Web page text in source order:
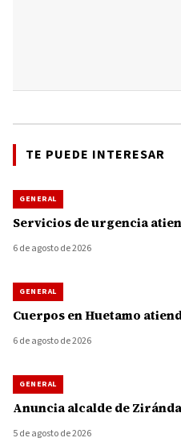
TE PUEDE INTERESAR
GENERAL
Servicios de urgencia
6 de agosto de 2026
GENERAL
Cuerpos en Huetamo
6 de agosto de 2026
GENERAL
Anuncia alcalde de
5 de agosto de 2026